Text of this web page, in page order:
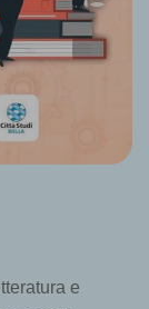
e